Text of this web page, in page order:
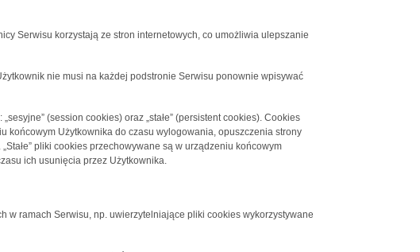
Serwisu korzystają ze stron internetowych, co umożliwia ulepszanie
nie musi na każdej podstronie Serwisu ponownie wpisywać
(session cookies) oraz „stałe” (persistent cookies). Cookies
końcowym Użytkownika do czasu wylogowania, opuszczenia strony
pliki cookies przechowywane są w urządzeniu końcowym
ich usunięcia przez Użytkownika.
w ramach Serwisu, np. uwierzytelniające pliki cookies wykorzystywane